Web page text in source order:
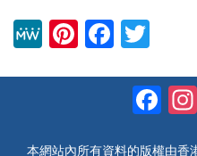
M
Pi
st
F
b
tt
er
本網站內所有資料的版權由香